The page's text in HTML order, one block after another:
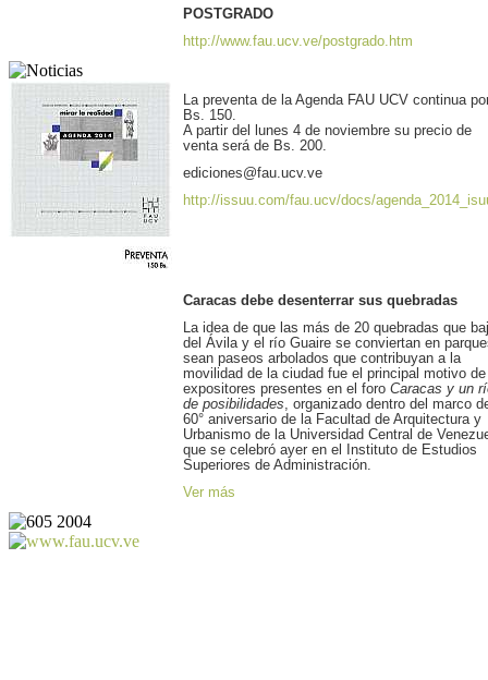
POSTGRADO
http://www.fau.ucv.ve/postgrado.htm
La preventa de la Agenda FAU UCV continua
Bs. 150.
A partir del lunes 4 de noviembre su precio de
venta será de Bs. 200.
ediciones@fau.ucv.ve
http://issuu.com/fau.ucv/docs/
Caracas debe desenterrar sus quebradas
La idea de que las más de 20 quebradas que
del Ávila y el río Guaire se conviertan en
sean paseos arbolados que contribuyan a la
movilidad de la ciudad fue el principal motivo
expositores presentes en el foro Caracas y un
de posibilidades, organizado dentro del marco
60° aniversario de la Facultad de Arquitectura y
Urbanismo de la Universidad Central de
que se celebró ayer en el Instituto de Estudios
Superiores de Administración.
Ver más